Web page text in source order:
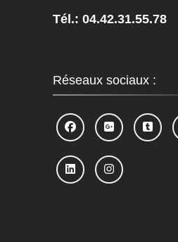
Tél.: 04.42.31.55.78
Réseaux sociaux :